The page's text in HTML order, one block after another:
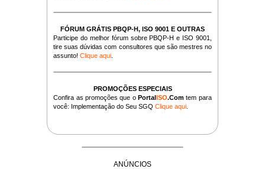
FÓRUM GRÁTIS PBQP-H, ISO 9001 E OUTRAS
Participe do melhor fórum sobre PBQP-H e ISO 9001,
tire suas dúvidas com consultores que são mestres no
assunto!Clique aqui
PROMOÇÕES ESPECIAIS
Confira as promoções que oPortalISO.Com tem para
você: Implementação do Seu SGQClique aqui
ANÚNCIOS